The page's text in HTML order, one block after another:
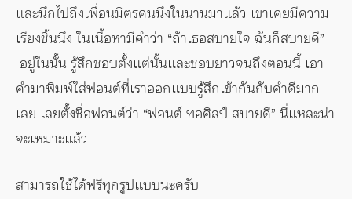
และนึกไปถึงเพื่อนมิตรคนนึงในนานมาแล้ว เขาเคยมีความ
เรียงชิ้นนึง ในเนื้อหามีคำว่า “ถ้าเธอสบายใจ ฉันก็สบายดี”
อยู่ในนั้น รู้สึกชอบตั้งแต่นั้นและชอบยาวจนถึงตอนนี้ เอา
คำมาพิมพ์ใส่ฟอนต์ที่เราออกแบบรู้สึกเข้ากันกับคำดีมาก
เลย เลยตั้งชื่อฟอนต์ว่า “ฟอนต์ ทอศิลป์ สบายดี” นี่แหละน่า
จะเหมาะแล้ว
สามารถใช้ได้ฟรีทุกรูปแบบนะครับ